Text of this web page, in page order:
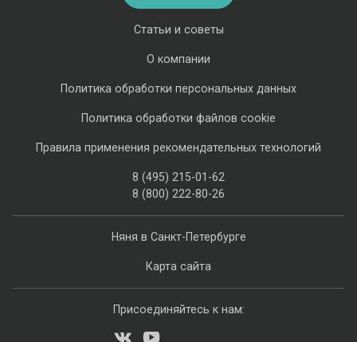
Няня в Санкт-Петербурге
Карта сайта
Статьи и советы
О компании
Политика обработки персональных данных
Политика обработки файлов cookie
Правила применения рекомендательных технологий
8 (495) 215-01-62
8 (800) 222-80-26
Присоединяйтесь к нам: